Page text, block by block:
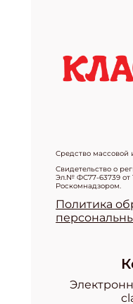
Средство
Свидетельство о
Эл.№ ФС77-63739 от
Роскомнадзором.
Политика